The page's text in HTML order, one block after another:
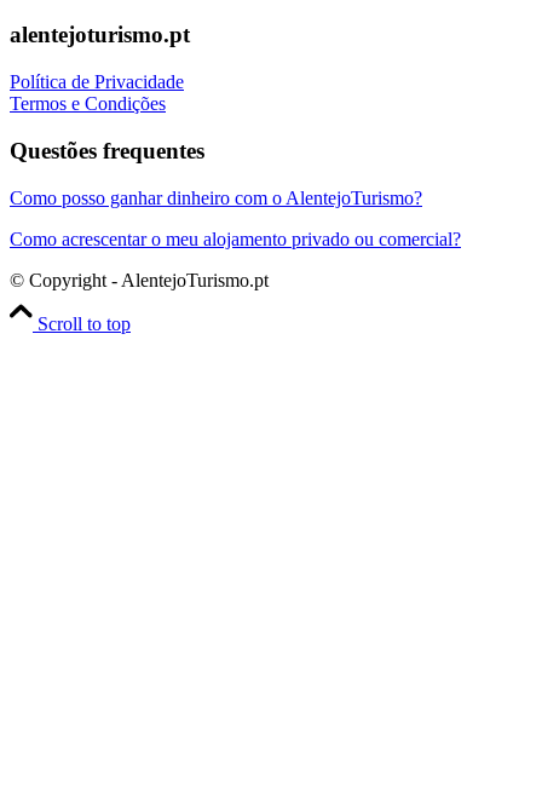
alentejoturismo.pt
Política de Privacidade
Termos e Condições
Questões frequentes
Como posso ganhar dinheiro com o AlentejoTurismo?
Como acrescentar o meu alojamento privado ou comercial?
© Copyright - AlentejoTurismo.pt
Scroll to top